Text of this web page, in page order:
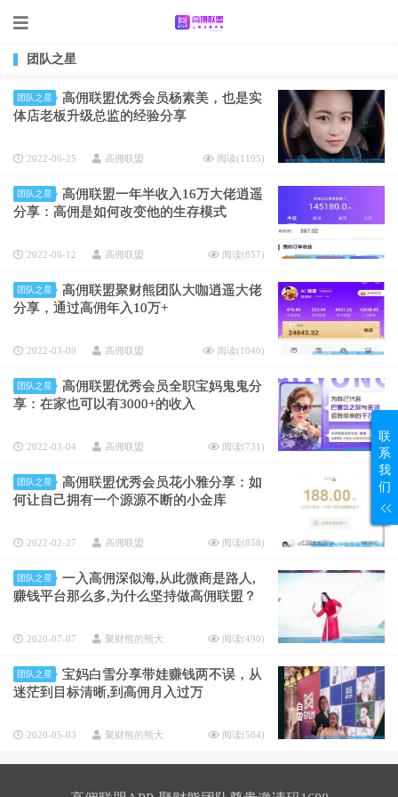
团队之星
团队之星
高佣联盟优秀会员杨素美，也是实
体店老板升级总监的经验分享
2022-06-25 高佣联盟 阅读(1195)
团队之星
高佣联盟一年半收入16万大佬逍遥
分享：高佣是如何改变他的生存模式
2022-06-12 高佣联盟 阅读(857)
团队之星
高佣联盟聚财熊团队大咖逍遥大佬
分享，通过高佣年入10万+
2022-03-09 高佣联盟 阅读(1040)
团队之星
高佣联盟优秀会员全职宝妈鬼鬼分
享：在家也可以有3000+的收入
2022-03-04 高佣联盟 阅读(731 )
团队之星
高佣联盟优秀会员花小雅分享：如
何让自己拥有一个源源不断的小金库
2022-02-27 高佣联盟 阅读(858)
团队之星
一入高佣深似海,从此微商是路人,
赚钱平台那么多,为什么坚持做高佣联盟？
2020-07-07 聚财熊的熊大 阅读(490)
团队之星
宝妈白雪分享带娃赚钱两不误，从
迷茫到目标清晰,到高佣月入过万
2020-05-03 聚财熊的熊大 阅读(584)
联
系
我
们